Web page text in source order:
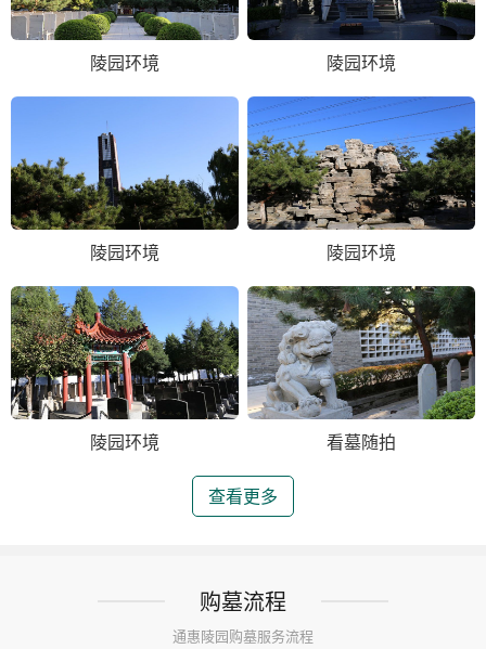
陵园环境 陵园环境
陵园环境 陵园环境
陵园环境 看墓随拍
查看更多
购墓流程
通惠陵园购墓服务流程